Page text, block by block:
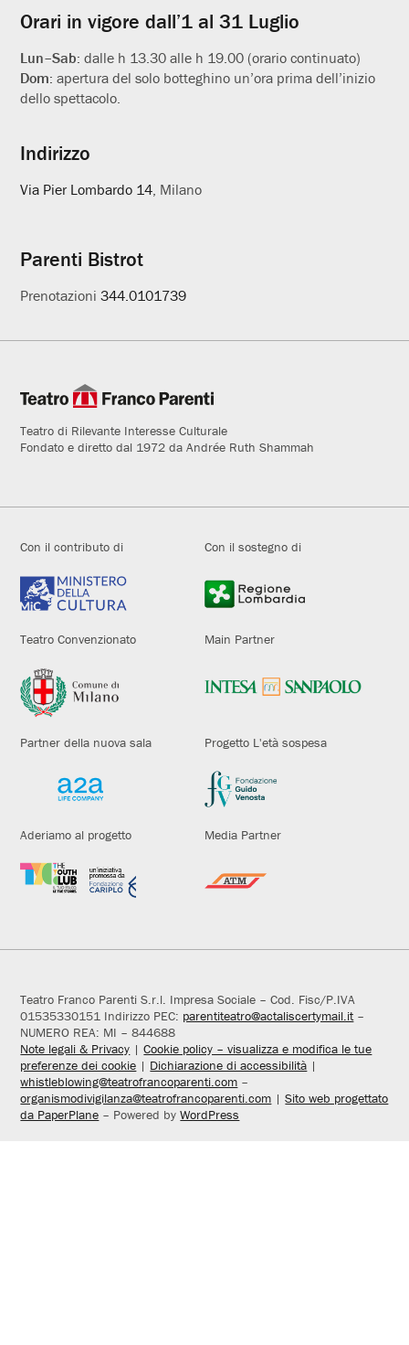
Orari in vigore dall’1 al 31 Luglio
Lun–Sab:dalle h 13.30 alle h 19.00 (orario continuato)
Dom:apertura del solo botteghino un’ora prima dell’inizio
dello spettacolo.
Indirizzo
Via Pier Lombardo 14 , Milano
Parenti Bistrot
Prenotazioni344.0101739
Teatro di Rilevante Interesse Culturale
Fondato e diretto dal 1972 da Andrée Ruth Shammah
Con il contributo di Con il sostegno di
Teatro Convenzionato Main Partner
Partner della nuova sala Progetto L'età sospesa
Aderiamo al progetto Media Partner
Teatro Franco Parenti S.r.l. Impresa Sociale – Cod. Fisc/P.IVA
01535330151 Indirizzo PEC: parentiteatro@actaliscertymail.it–
NUMERO REA: MI – 844688
Note legali & Privacy |Cookie policy – visualizza e modifica le tue
preferenze dei cookie | Dichiarazione di accessibilità |
whistleblowing@teatrofrancoparenti.com –
organismodivigilanza@teatrofrancoparenti.com |Sito web progettato
da PaperPlane – Powered byWordPress